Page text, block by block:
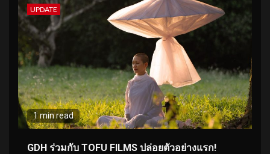
UPDATE
1 min read
GDH ร่วมกับ TOFU FILMS ปล่อยตัวอย่างแรก!